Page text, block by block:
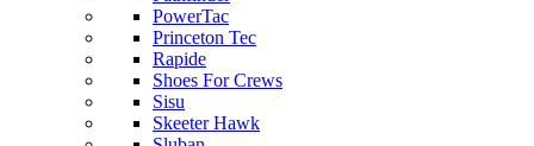
PowerTac
Princeton Tec
Rapide
Shoes For Crews
Sisu
Skeeter Hawk